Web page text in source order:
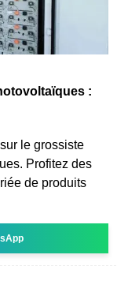
:
le grossiste
Profitez des
de produits